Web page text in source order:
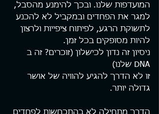
המועדפות שלנו. ובכך להימנע מהסבל,
למגר את הפחדים ובמקביל לא להכנע
לתשוקת הרגע, לפיתוח ציפייות ולרצון
להיות מסופקים בכל זמן.
ניסיון זה נדון לכישלון (זוכרים? זה ב
DNA שלנו)
זו לא הדרך להגיע להוויה של אושר
גדולה יותר.